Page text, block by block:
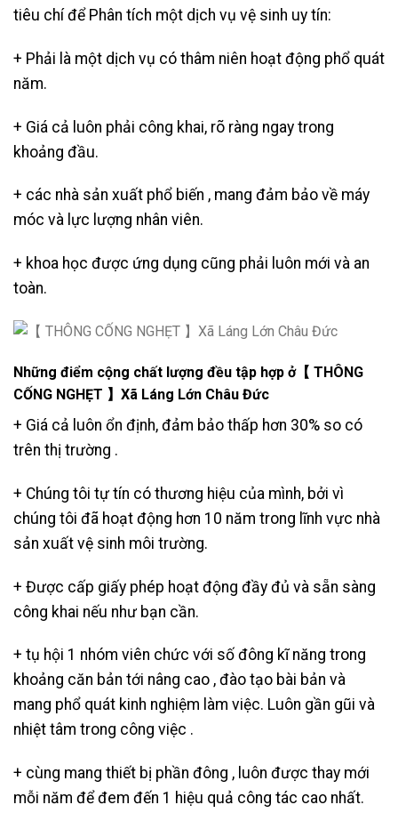
tiêu chí để Phân tích một dịch vụ vệ sinh uy tín:
+ Phải là một dịch vụ có thâm niên hoạt động phổ quát
năm.
+ Giá cả luôn phải công khai, rõ ràng ngay trong
khoảng đầu.
+ các nhà sản xuất phổ biến , mang đảm bảo về máy
móc và lực lượng nhân viên.
+ khoa học được ứng dụng cũng phải luôn mới và an
toàn.
Những điểm cộng chất lượng đều tập hợp ở【 THÔNG
CỐNG NGHẸT 】Xã Láng Lớn Châu Đức
+ Giá cả luôn ổn định, đảm bảo thấp hơn 30% so có
trên thị trường .
+ Chúng tôi tự tín có thương hiệu của mình, bởi vì
chúng tôi đã hoạt động hơn 10 năm trong lĩnh vực nhà
sản xuất vệ sinh môi trường.
+ Được cấp giấy phép hoạt động đầy đủ và sẵn sàng
công khai nếu như bạn cần.
+ tụ hội 1 nhóm viên chức với số đông kĩ năng trong
khoảng căn bản tới nâng cao , đào tạo bài bản và
mang phổ quát kinh nghiệm làm việc. Luôn gần gũi và
nhiệt tâm trong công việc .
+ cùng mang thiết bị phần đông , luôn được thay mới
mỗi năm để đem đến 1 hiệu quả công tác cao nhất.